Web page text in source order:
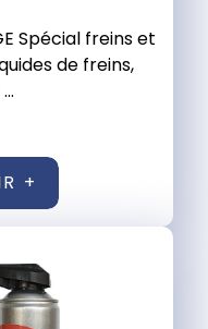
Spécial freins et
de freins,
+